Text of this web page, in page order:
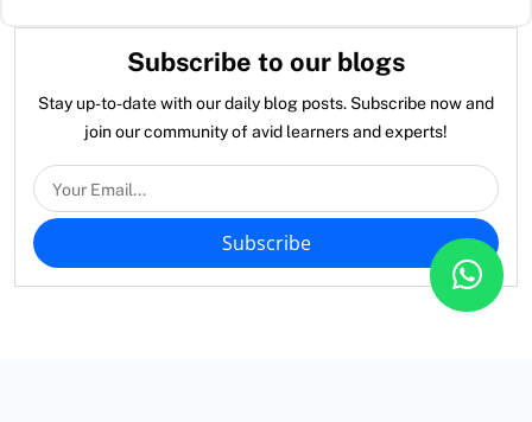
Subscribe to our blogs
Stay up-to-date with our daily blog posts. Subscribe now and
join our community of avid learners and experts!
Subscribe